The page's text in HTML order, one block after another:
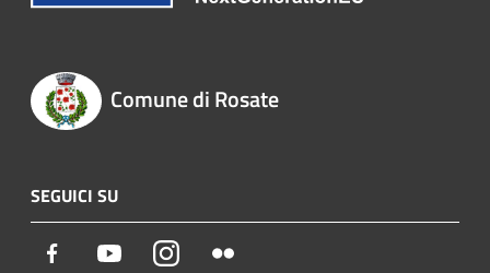
Comune di Rosate
SEGUICI SU
Facebook YoutubeInstagram